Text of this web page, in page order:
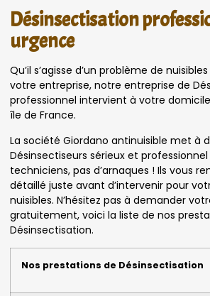
Désinsectisation
urgence
Qu’il s’agisse d’un problème de
votre entreprise, notre entreprise de
professionnel intervient à votre
île de France.
La société Giordano antinuisible met à
Désinsectiseurs sérieux et
techniciens, pas d’arnaques ! Ils vous
détaillé juste avant d’intervenir pour
nuisibles. N’hésitez pas à demander
gratuitement, voici la liste de nos
Désinsectisation.
Nos prestations de Désinsectisation